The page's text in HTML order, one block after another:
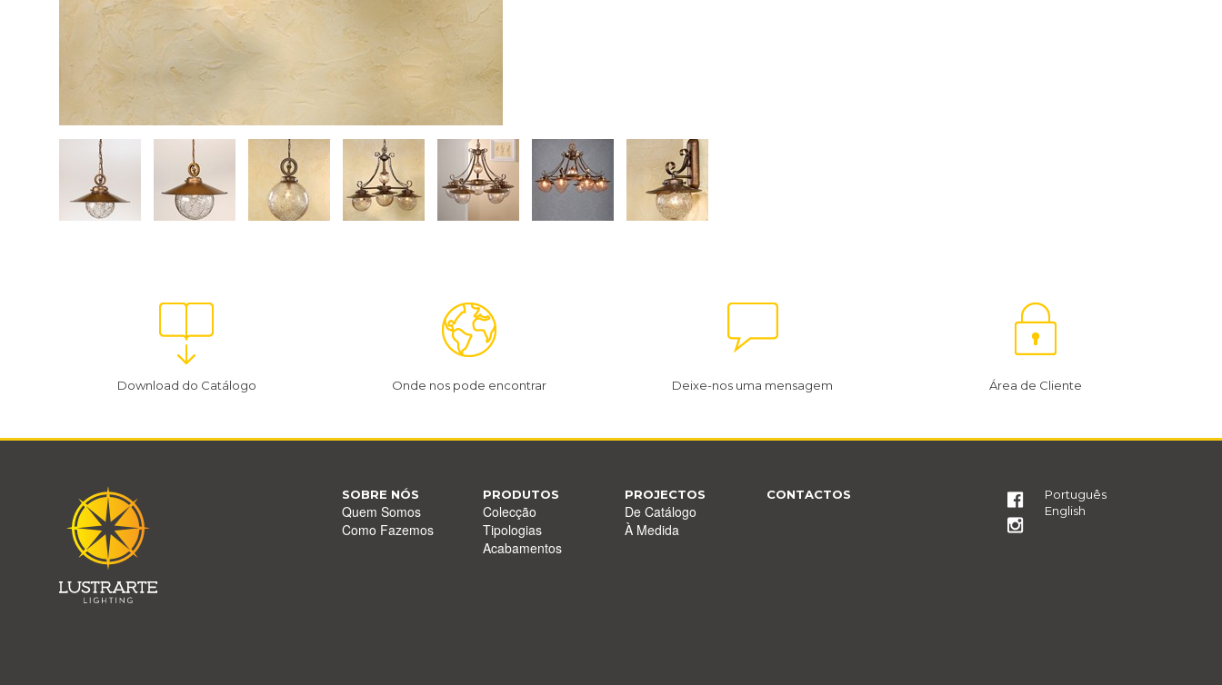
Download do Catálogo Onde nos pode encontrar Deixe-nos uma mensagem Área de Cliente
SOBRE NÓS
Quem Somos
Como Fazemos
PRODUTOS
Colecção
Tipologias
Acabamentos
PROJECTOS
De Catálogo
À Medida
CONTACTOS
Português
English